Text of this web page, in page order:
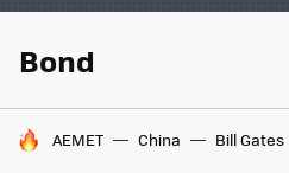
Bond
HOY SE HABLA DE
AEMET China Bill Gates